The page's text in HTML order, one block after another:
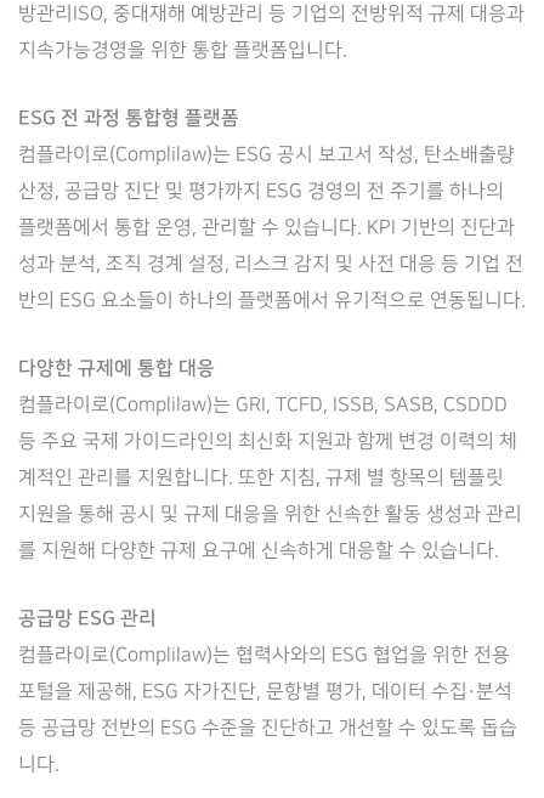
방관리ISO, 중대재해 예방관리 등 기업의 전방위적 규제 대응과
지속가능경영을 위한 통합 플랫폼입니다.
ESG 전 과정 통합형 플랫폼
컴플라이로(Complilaw)는 ESG 공시 보고서 작성, 탄소배출량
산정, 공급망 진단 및 평가까지 ESG 경영의 전 주기를 하나의
플랫폼에서 통합 운영, 관리할 수 있습니다. KPI 기반의 진단과
성과 분석, 조직 경계 설정, 리스크 감지 및 사전 대응 등 기업 전
반의 ESG 요소들이 하나의 플랫폼에서 유기적으로 연동됩니다.
다양한 규제에 통합 대응
컴플라이로(Complilaw)는 GRI, TCFD, ISSB, SASB, CSDDD
등 주요 국제 가이드라인의 최신화 지원과 함께 변경 이력의 체
계적인 관리를 지원합니다. 또한 지침, 규제 별 항목의 템플릿
지원을 통해 공시 및 규제 대응을 위한 신속한 활동 생성과 관리
를 지원해 다양한 규제 요구에 신속하게 대응할 수 있습니다.
공급망 ESG 관리
컴플라이로(Complilaw)는 협력사와의 ESG 협업을 위한 전용
포털을 제공해, ESG 자가진단, 문항별 평가, 데이터 수집·분석
등 공급망 전반의 ESG 수준을 진단하고 개선할 수 있도록 돕습
니다.